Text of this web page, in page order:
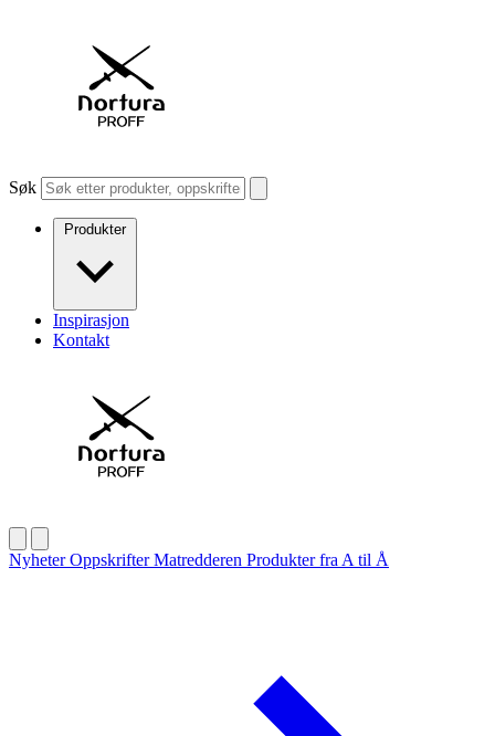
Søk
Produkter
Inspirasjon
Kontakt
NyheterOppskrifterMatredderen Produkter fra A til Å